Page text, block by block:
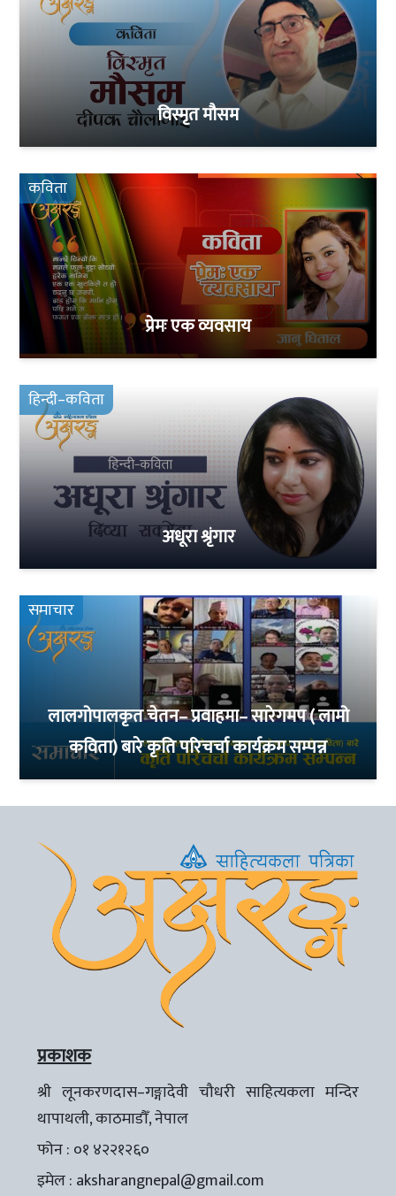
विस्मृत मौसम
कविता
प्रेमः एक व्यवसाय
हिन्दी–कविता
अधूरा श्रृंगार
समाचार
लालगोपालकृत चेतन– प्रवाहमा– सारेगमप ( लामो
कविता) बारे कृति परिचर्चा कार्यक्रम सम्पन्न
प्रकाशक
श्री लूनकरणदास–गङ्गादेवी चौधरी साहित्यकला मन्दिर
थापाथली, काठमाडौँ, नेपाल
फोन : ०१ ४२२१२६०
इमेल : aksharangnepal@gmail.com